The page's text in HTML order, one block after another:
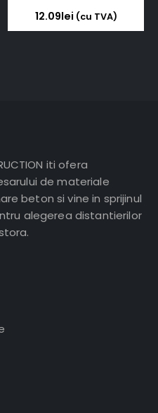
12.09lei (cu TVA)
iti ofera
de materiale
beton si vine in sprijinul
alegerea distantierilor